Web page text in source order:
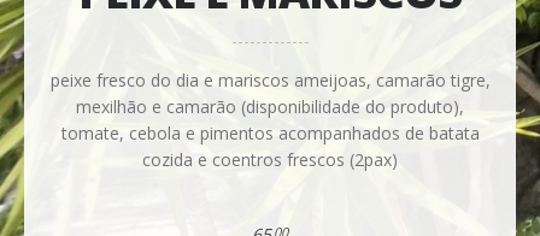
peixe fresco do dia e mariscos ameijoas, camarão tigre,
mexilhão e camarão (disponibilidade do produto),
tomate, cebola e pimentos acompanhados de batata
cozida e coentros frescos (2pax)
00